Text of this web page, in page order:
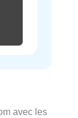
avec les